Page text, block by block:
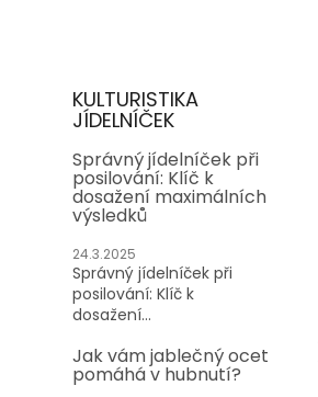
KULTURISTIKA
JÍDELNÍČEK
Správný jídelníček při
posilování: Klíč k
dosažení maximálních
výsledků
24.3.2025
Správný jídelníček při
posilování: Klíč k
dosažení...
Jak vám jablečný ocet
pomáhá v hubnutí?